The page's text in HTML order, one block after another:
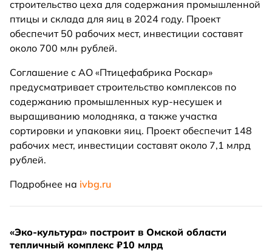
строительство цеха для содержания промышленной
птицы и склада для яиц в 2024 году. Проект
обеспечит 50 рабочих мест, инвестиции составят
около 700 млн рублей.
Соглашение с АО «Птицефабрика Роскар»
предусматривает строительство комплексов по
содержанию промышленных кур-несушек и
выращиванию молодняка, а также участка
сортировки и упаковки яиц. Проект обеспечит 148
рабочих мест, инвестиции составят около 7,1 млрд
рублей.
Подробнее на ivbg.ru
«Эко-культура» построит в Омской области
тепличный комплекс ₽10 млрд